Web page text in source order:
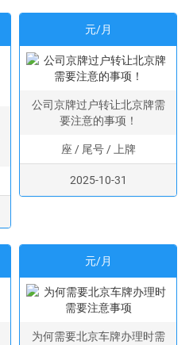
元/月
公司京牌过户转让北京牌需
要注意的事项！
座 / 尾号 / 上牌
2025-10-31
元/月
为何需要北京车牌办理时需